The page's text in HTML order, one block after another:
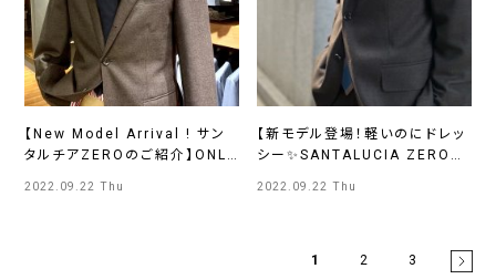
【New Model Arrival ! サン
タルチアZEROのご紹介】ONLY
2022.09.22 Thu
【新モデル登場！軽いのにドレッ
シー✨SANTALUCIA ZERO】
2022.09.22 Thu
1 2 3